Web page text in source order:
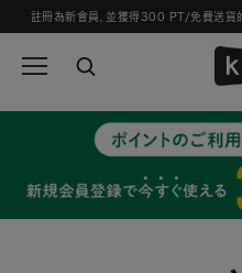
過
註冊為新會員，並獲得300 PT/免費送貨